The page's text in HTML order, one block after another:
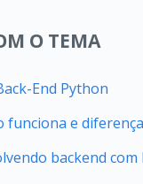
O TEMA
End Python
funciona e
backend com